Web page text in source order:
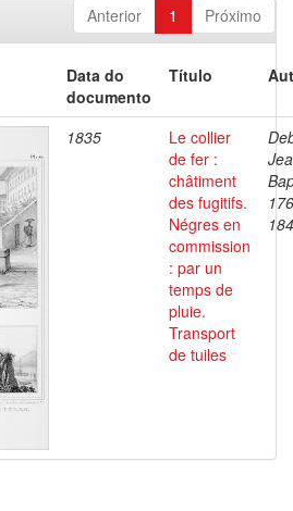
Anterior 1 Próximo
Data do
documento
Título
1835
Le collier
de fer :
châtiment
des fugitifs.
Négres en
commission
: par un
temps de
pluie.
Transport
de tuiles